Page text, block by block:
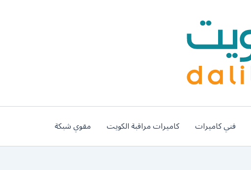
فني كاميرات كاميرات مراقبة الكويت مقوي شبكة